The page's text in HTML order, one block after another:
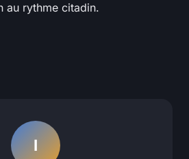
au rythme citadin.
I